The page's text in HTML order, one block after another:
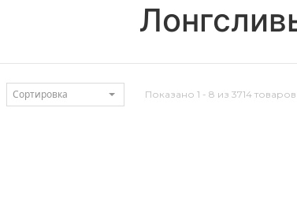
Сортировка Показано 1 - 8 из 3714 товаров